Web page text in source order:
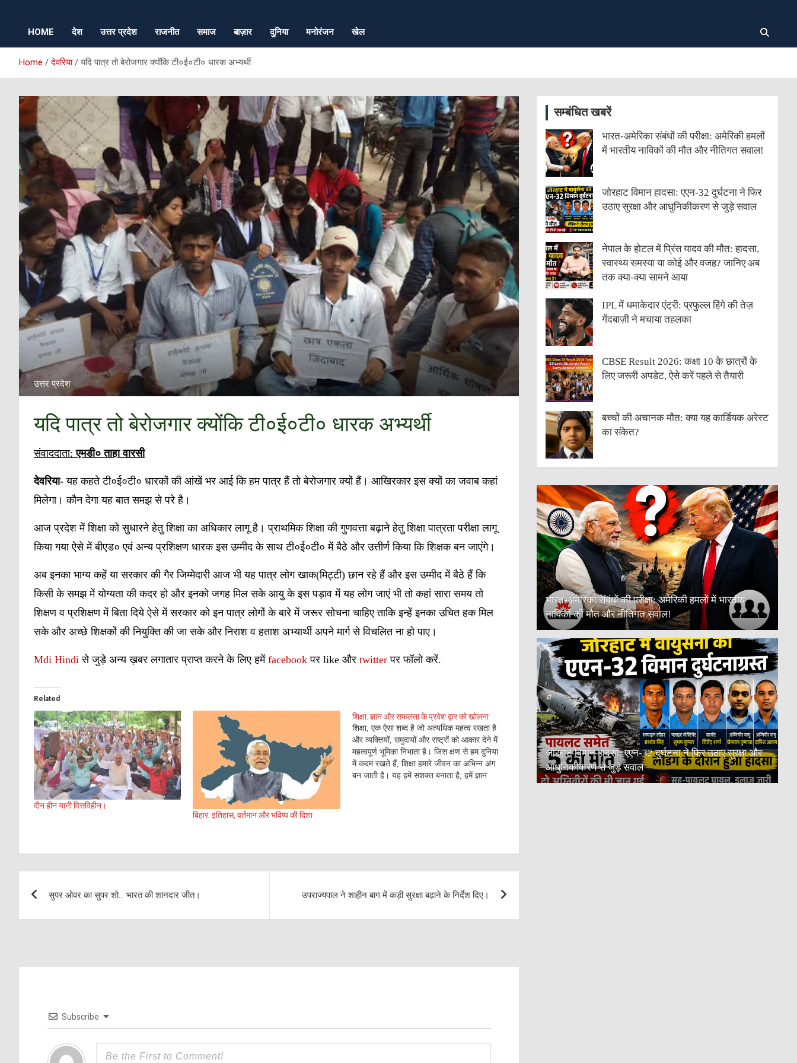
HOME देश उत्तर प्रदेश राजनीत समाज बाज़ार दुनिया मनोरंजन खेल
Home देवरिया यदि पात्र तो बेरोजगार क्योंकि टी०ई०टी० धारक अभ्यर्थी
उत्तर प्रदेश
यदि पात्र तो बेरोजगार क्योंकि टी०ई०टी० धारक अभ्यर्थी
संवाददाता:एमडी० ताहा वारसी
देवरिया- यह कहते टी०ई०टी० धारकों की आंखें भर आई कि हम पात्र हैं तो बेरोजगार क्यों हैं। आखिरकार इस क्यों का जवाब कहां
मिलेगा। कौन देगा यह बात समझ से परे है।
आज प्रदेश में शिक्षा को सुधारने हेतु शिक्षा का अधिकार लागू है। प्राथमिक शिक्षा की गुणवत्ता बढ़ाने हेतु शिक्षा पात्रता परीक्षा लागू
किया गया ऐसे में बीएड० एवं अन्य प्रशिक्षण धारक इस उम्मीद के साथ टी०ई०टी० में बैठे और उत्तीर्ण किया कि शिक्षक बन जाएंगे।
अब इनका भाग्य कहें या सरकार की गैर जिम्मेदारी आज भी यह पात्र लोग खाक(मिट्टी) छान रहे हैं और इस उम्मीद में बैठे हैं कि
किसी के समझ में योग्यता की कदर हो और इनको जगह मिल सके आयु के इस पड़ाव में यह लोग जाएं भी तो कहां सारा समय तो
शिक्षण व प्रशिक्षण में बिता दिये ऐसे में सरकार को इन पात्र लोगों के बारे में जरूर सोचना चाहिए ताकि इन्हें इनका उचित हक मिल
सके और अच्छे शिक्षकों की नियुक्ति की जा सके और निराश व हताश अभ्यार्थी अपने मार्ग से विचलित ना हो पाए।
Mdi Hindi से जुड़े अन्य ख़बर लगातार प्राप्त करने के लिए हमें facebook पर like और twitterपर फॉलो करें.
Related
दीन हीन यानी वित्तविहीन।
बिहार: इतिहास, वर्तमान और भविष्य की दिशा
शिक्षा: ज्ञान और सफलता के प्रवेश द्वार को खोलना
शिक्षा, एक ऐसा शब्द है जो अत्यधिक महत्व रखता है
और व्यक्तियों, समुदायों और राष्ट्रों को आकार देने में
महत्वपूर्ण भूमिका निभाता है। जिस क्षण से हम दुनिया
में कदम रखते हैं, शिक्षा हमारे जीवन का अभिन्न अंग
बन जाती है। यह हमें सशक्त बनाता है, हमें ज्ञान
navigation
सुपर ओवर का सुपर शो… भारत की शानदार जीत। उपराज्यपाल ने शाहीन बाग में कड़ी सुरक्षा बढ़ाने के निर्देश दिए।
Subscribe
सम्बंधित खबरें
भारत-अमेरिका संबंधों की परीक्षा: अमेरिकी हमलों
में भारतीय नाविकों की मौत और नीतिगत सवाल!
जोरहाट विमान हादसा: एएन-32 दुर्घटना ने फिर
उठाए सुरक्षा और आधुनिकीकरण से जुड़े सवाल
नेपाल के होटल में प्रिंस यादव की मौत: हादसा,
स्वास्थ्य समस्या या कोई और वजह? जानिए अब
तक क्या-क्या सामने आया
IPL में धमाकेदार एंट्री: प्रफुल्ल हिंगे की तेज़
गेंदबाज़ी ने मचाया तहलका
CBSE Result 2026: कक्षा 10 के छात्रों के
लिए जरूरी अपडेट, ऐसे करें पहले से तैयारी
बच्चों की अचानक मौत: क्या यह कार्डियक अरेस्ट
का संकेत?
भारत-अमेरिका संबंधों की परीक्षा: अमेरिकी हमलों में भारतीय
नाविकों की मौत और नीतिगत सवाल!
जोरहाट विमान हादसा: एएन-32 दुर्घटना ने फिर उठाए सुरक्षा और
आधुनिकीकरण से जुड़े सवाल